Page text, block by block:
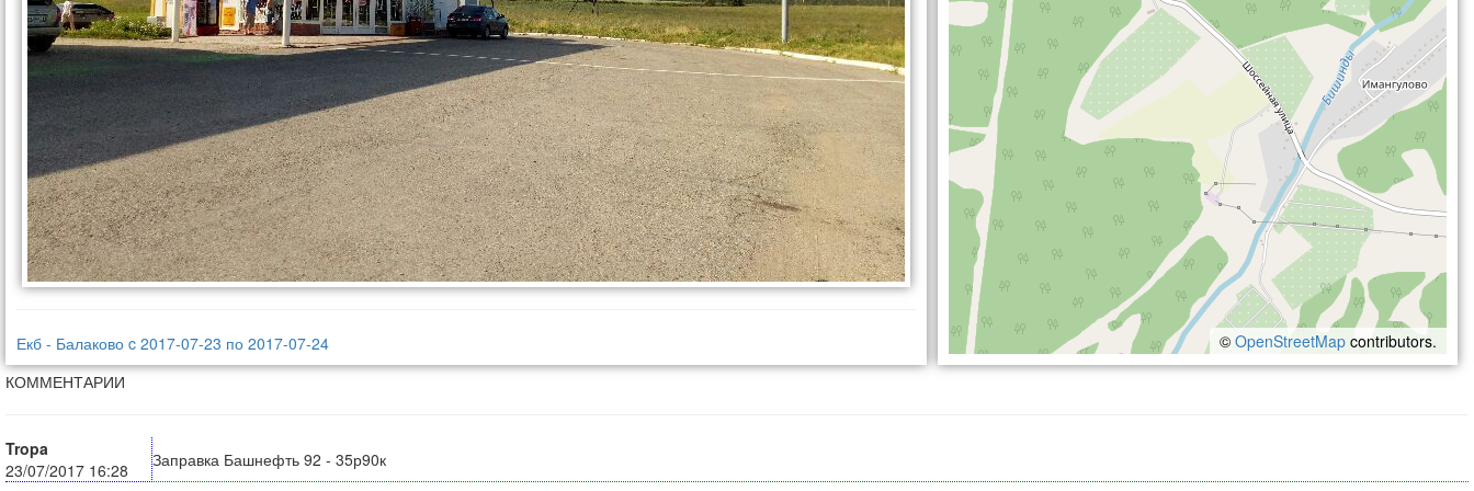
Екб - Балаково c 2017-07-23 по 2017-07-24 © OpenStreetMap contributors.
КОММЕНТАРИИ
Tropa
23/07/2017 16:28
Заправка Башнефть 92 - 35р90к